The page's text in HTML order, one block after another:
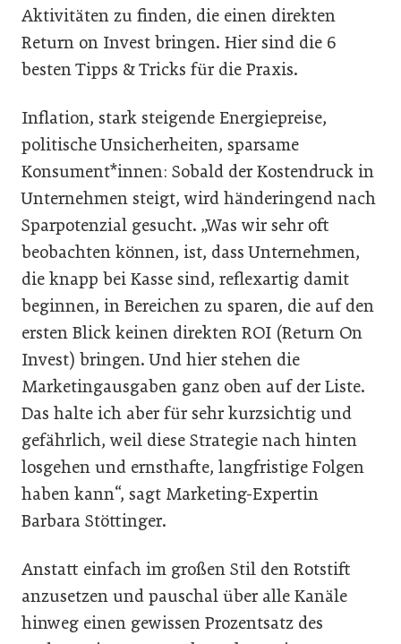
Aktivitäten zu finden, die einen direkten
Return on Invest bringen. Hier sind die 6
besten Tipps & Tricks für die Praxis.
Inflation, stark steigende Energiepreise,
politische Unsicherheiten, sparsame
Konsument*innen: Sobald der Kostendruck in
Unternehmen steigt, wird händeringend nach
Sparpotenzial gesucht. „Was wir sehr oft
beobachten können, ist, dass Unternehmen,
die knapp bei Kasse sind, reflexartig damit
beginnen, in Bereichen zu sparen, die auf den
ersten Blick keinen direkten ROI (Return On
Invest) bringen. Und hier stehen die
Marketingausgaben ganz oben auf der Liste.
Das halte ich aber für sehr kurzsichtig und
gefährlich, weil diese Strategie nach hinten
losgehen und ernsthafte, langfristige Folgen
haben kann“, sagt Marketing-Expertin
Barbara Stöttinger.
Anstatt einfach im großen Stil den Rotstift
anzusetzen und pauschal über alle Kanäle
hinweg einen gewissen Prozentsatz des